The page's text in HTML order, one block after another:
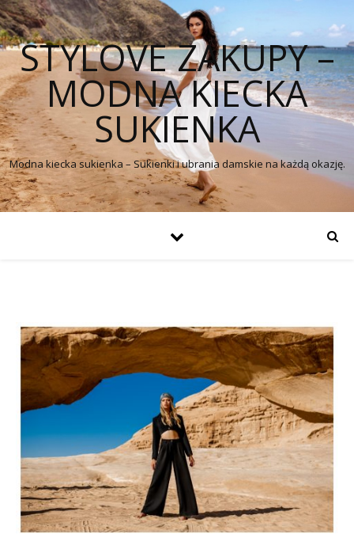
STYLOVE ZAKUPY –
MODNA KIECKA
SUKIENKA
Modna kiecka sukienka – Sukienki i ubrania damskie na każdą okazję.